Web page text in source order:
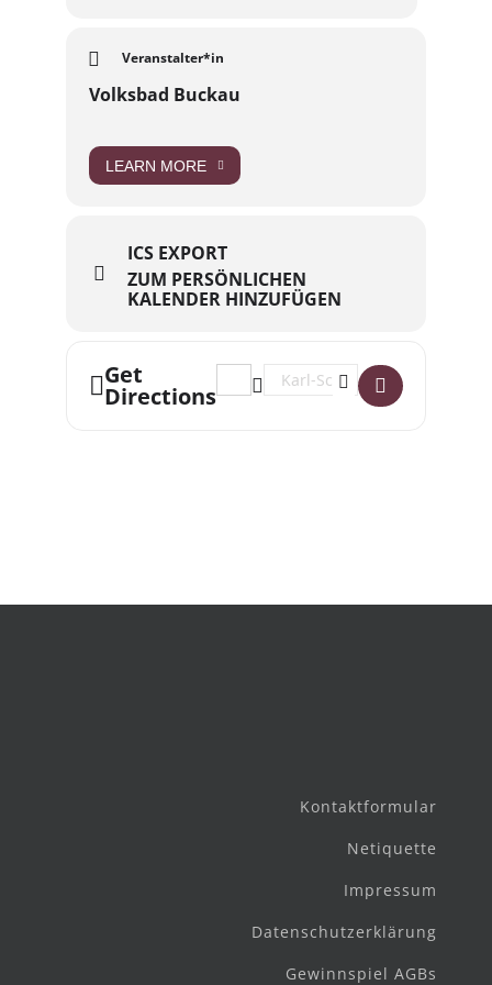
Telefon: 0391 4048089
Veranstalter*in
Volksbad Buckau
LEARN MORE
ICS EXPORT
ZUM PERSÖNLICHEN
KALENDER HINZUFÜGEN
Get
Directions
Address - Workshop:
Destination Address -
Kontaktformular
Netiquette
Impressum
Datenschutzerklärung
Gewinnspiel AGBs